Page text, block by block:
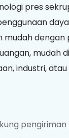
pres
mudah
mudah
industri,